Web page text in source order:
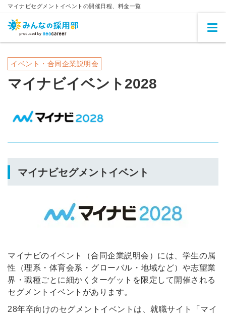
マイナビセグメントイベントの開催日程、料金一覧
イベント・合同企業説明会
マイナビイベント2028
マイナビセグメントイベント
マイナビのイベント（合同企業説明会）には、学生の属
性（理系・体育会系・グローバル・地域など）や志望業
界・職種ごとに細かくターゲットを限定して開催される
セグメントイベントがあります。
28年卒向けのセグメントイベントは、就職サイト「マイ